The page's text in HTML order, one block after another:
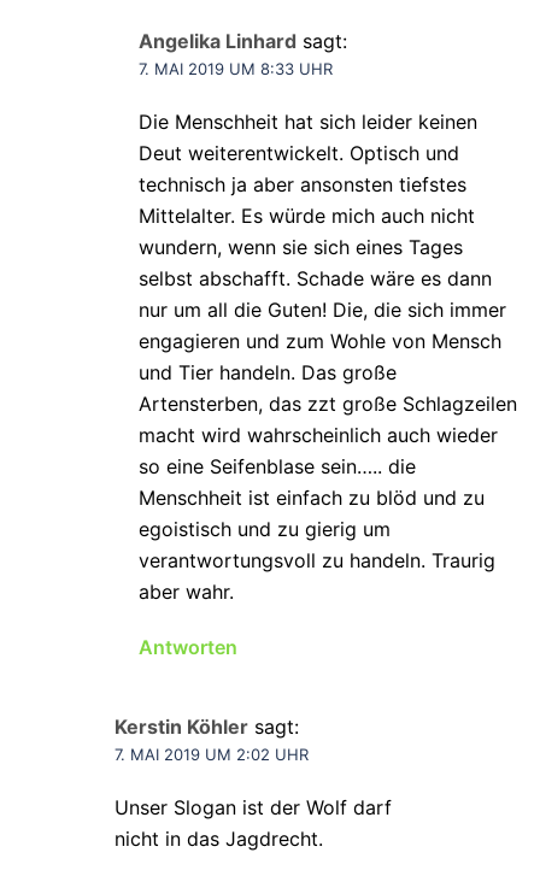
Angelika Linhard sagt:
7. MAI 2019 UM 8:33 UHR
Die Menschheit hat sich leider keinen
Deut weiterentwickelt. Optisch und
technisch ja aber ansonsten tiefstes
Mittelalter. Es würde mich auch nicht
wundern, wenn sie sich eines Tages
selbst abschafft. Schade wäre es dann
nur um all die Guten! Die, die sich immer
engagieren und zum Wohle von Mensch
und Tier handeln. Das große
Artensterben, das zzt große Schlagzeilen
macht wird wahrscheinlich auch wieder
so eine Seifenblase sein….. die
Menschheit ist einfach zu blöd und zu
egoistisch und zu gierig um
verantwortungsvoll zu handeln. Traurig
aber wahr.
Antworten
Kerstin Köhler sagt:
7. MAI 2019 UM 2:02 UHR
Unser Slogan ist der Wolf darf
nicht in das Jagdrecht.